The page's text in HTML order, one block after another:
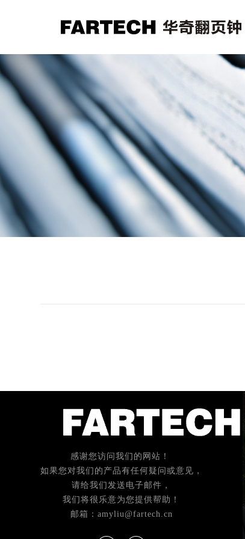
感谢您访问我们的网站！
如果您对我们的产品有任何疑问或意见，
请给我们发送电子邮件，
我们将很乐意为您提供帮助！
邮箱：amyliu@fartech.cn